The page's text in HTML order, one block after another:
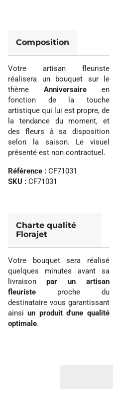
Composition
Votre artisan fleuriste
réalisera un bouquet sur le
thème Anniversaire en
fonction de la touche
artistique qui lui est propre, de
la tendance du moment, et
des fleurs à sa disposition
selon la saison. Le visuel
présenté est non contractuel.
Référence : CF71031
SKU : CF71031
Charte qualité
Florajet
Votre bouquet sera réalisé
quelques minutes avant sa
livraison par un artisan
fleuriste proche du
destinataire vous garantissant
ainsi un produit d'une qualité
optimale.